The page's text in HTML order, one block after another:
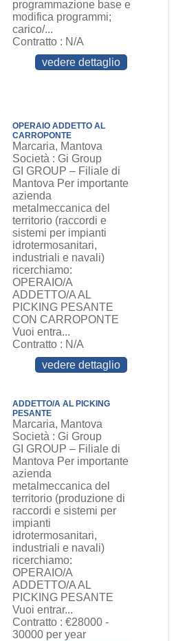
programmazione base e
modifica programmi;
carico/...
Contratto : N/A
vedere dettaglio
OPERAIO ADDETTO AL
CARROPONTE
Marcaria, Mantova
Società : Gi Group
GI GROUP – Filiale di
Mantova Per importante
azienda
metalmeccanica del
territorio (raccordi e
sistemi per impianti
idrotermosanitari,
industriali e navali)
ricerchiamo:
OPERAIO/A
ADDETTO/A AL
PICKING PESANTE
CON CARROPONTE
Vuoi entra...
Contratto : N/A
vedere dettaglio
ADDETTO/A AL PICKING
PESANTE
Marcaria, Mantova
Società : Gi Group
GI GROUP – Filiale di
Mantova Per importante
azienda
metalmeccanica del
territorio (produzione di
raccordi e sistemi per
impianti
idrotermosanitari,
industriali e navali)
ricerchiamo:
OPERAIO/A
ADDETTO/A AL
PICKING PESANTE
Vuoi entrar...
Contratto : €28000 -
30000 per year